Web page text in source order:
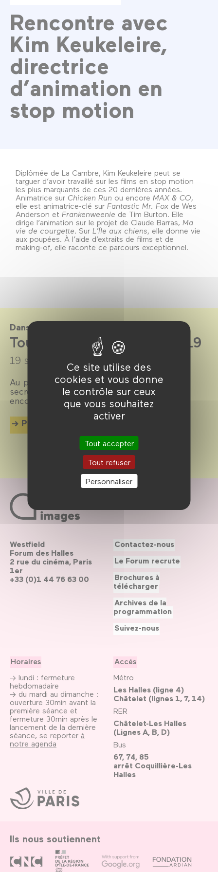
Ce site utilise des
cookies et vous donne
le contrôle sur ceux
que vous souhaitez
activer
Tout accepter
Tout refuser
Personnaliser
Rencontre avec
Kim Keukeleire,
directrice
d’animation en
stop motion
Diplômée de La Cambre, Kim Keukeleire peut se
targuer d’avoir travaillé sur les films en stop motion
les plus marquants de ces 20 dernières années.
Animatrice sur Chicken Run ou encore MAX & CO
elle est animatrice-clé sur Fantastic Mr. Fox de Wes
Anderson et Frankenweenie de Tim Burton. Elle
dirige l’animation sur le projet de Claude Barras, Ma
vie de courgette . Sur L’Île aux chiens , elle donne vie
aux poupées. À l’aide d’extraits de films et de
making-of, elle raconte ce parcours exceptionnel.
Dans le cadre de
Tout’anim saison 2018-2019
19 septembre 2018 →
Au programme chaque mois, rencontres,
secrets de fabrication, avant-premières ou
encore films inédits !
Plus d'info
Ville
de
Paris
Westfield
Forum des Halles
2 rue du cinéma, Paris
1er
+33 (0)1 44 76 63 00
Horaires
→ lundi : fermeture
hebdomadaire
→ du mardi au dimanche :
ouverture 30min avant la
première séance et
fermeture 30min après le
lancement de la dernière
séance, se reporter à
notre agenda
Accès
Métro
Les Halles (ligne 4)
Châtelet (lignes 1, 7, 14)
RER
Châtelet-Les Halles
(Lignes A, B, D)
Bus
67, 74, 85
arrêt Coquillière-Les
Halles
Contactez-nous
Le Forum recrute
Brochures à
télécharger
Archives de la
programmation
Suivez-nous
Ils nous soutiennent